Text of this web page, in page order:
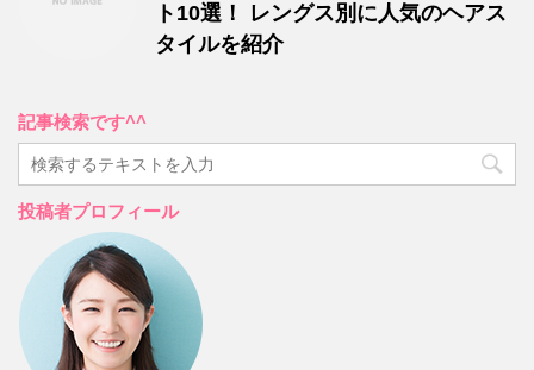
ト10選！ レングス別に人気のヘアス
タイルを紹介
記事検索です^^
投稿者プロフィール